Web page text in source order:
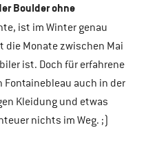
Boulder ohne
ist im Winter genau
die Monate zwischen Mai
ist. Doch für erfahrene
Fontainebleau auch in der
Kleidung und etwas
nichts im Weg. ;)